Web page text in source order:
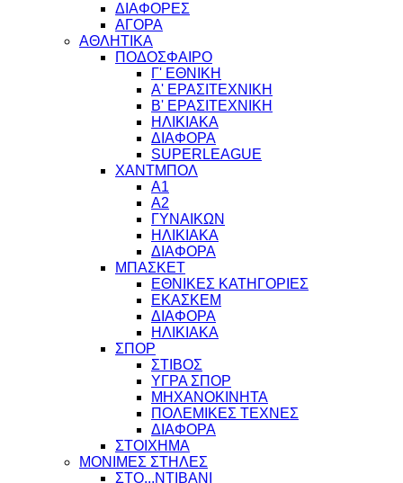
ΔΙΑΦΟΡΕΣ
ΑΓΟΡΑ
ΑΘΛΗΤΙΚΑ
ΠΟΔΟΣΦΑΙΡΟ
Γ' ΕΘΝΙΚΗ
Α' ΕΡΑΣΙΤΕΧΝΙΚΗ
Β' ΕΡΑΣΙΤΕΧΝΙΚΗ
ΗΛΙΚΙΑΚΑ
ΔΙΑΦΟΡΑ
SUPERLEAGUE
ΧΑΝΤΜΠΟΛ
Α1
Α2
ΓΥΝΑΙΚΩΝ
ΗΛΙΚΙΑΚΑ
ΔΙΑΦΟΡΑ
ΜΠΑΣΚΕΤ
ΕΘΝΙΚΕΣ ΚΑΤΗΓΟΡΙΕΣ
ΕΚΑΣΚΕΜ
ΔΙΑΦΟΡΑ
ΗΛΙΚΙΑΚΑ
ΣΠΟΡ
ΣΤΙΒΟΣ
ΥΓΡΑ ΣΠΟΡ
ΜΗΧΑΝΟΚΙΝΗΤΑ
ΠΟΛΕΜΙΚΕΣ ΤΕΧΝΕΣ
ΔΙΑΦΟΡΑ
ΣΤΟΙΧΗΜΑ
ΜΟΝΙΜΕΣ ΣΤΗΛΕΣ
ΣΤΟ...ΝΤΙΒΑΝΙ